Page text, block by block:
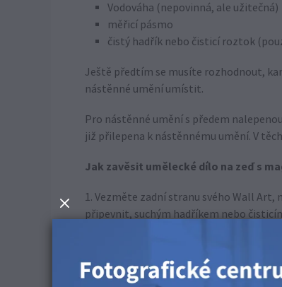
Vodováha (nepovinná, ale užitečná)
měřicí pásmo
čistý hadřík nebo čisticí roztok
Ještě předtím se musíte rozhodnout,
nástěnné umění umístit.
Pro nástěnné umění s předem
již přilepena k nástěnnému umění. V
Jak zavěsit umělecké dílo na zeď s
1. Vezměte zadní stranu svého Wall
připevnit, suchým hadříkem nebo